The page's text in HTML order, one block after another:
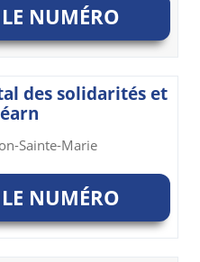
NUMÉRO
des solidarités et
Sainte-Marie
NUMÉRO